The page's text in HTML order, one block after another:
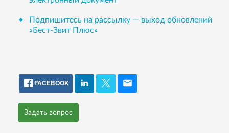
Подпишитесь на рассылку — выход обновлений
«Бест-Звит Плюс»
FACEBOOK
Задать вопрос